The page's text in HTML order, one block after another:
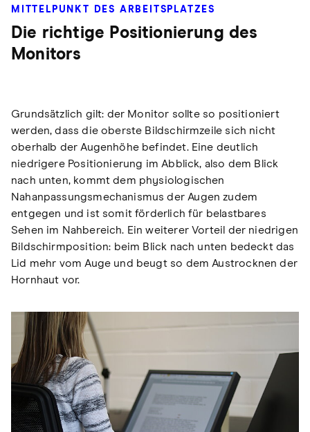
MITTELPUNKT DES ARBEITSPLATZES
Die richtige Positionierung des
Monitors
Grundsätzlich gilt: der Monitor sollte so positioniert
werden, dass die oberste Bildschirmzeile sich nicht
oberhalb der Augenhöhe befindet. Eine deutlich
niedrigere Positionierung im Abblick, also dem Blick
nach unten, kommt dem physiologischen
Nahanpassungsmechanismus der Augen zudem
entgegen und ist somit förderlich für belastbares
Sehen im Nahbereich. Ein weiterer Vorteil der niedrigen
Bildschirmposition: beim Blick nach unten bedeckt das
Lid mehr vom Auge und beugt so dem Austrocknen der
Hornhaut vor.